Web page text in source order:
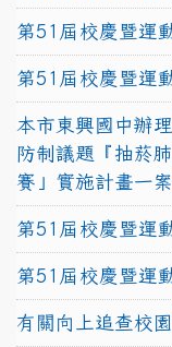
第51屆校慶暨運
第51屆校慶暨運
本市東興國中辦
防制議題『抽菸
賽」實施計畫一
第51屆校慶暨運
第51屆校慶暨運
有關向上追查校